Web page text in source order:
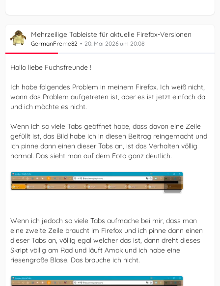
Mehrzeilige Tableiste für aktuelle Firefox-Versionen
GermanFreme82 20. Mai 2026 um 20:08
Hallo liebe Fuchsfreunde !
Ich habe folgendes Problem in meinem Firefox. Ich weiß nicht,
wann das Problem aufgetreten ist, aber es ist jetzt einfach da
und ich möchte es nicht.
Wenn ich so viele Tabs geöffnet habe, dass davon eine Zeile
gefüllt ist, das Bild habe ich in diesen Beitrag reingemacht und
ich pinne dann einen dieser Tabs an, ist das Verhalten völlig
normal. Das sieht man auf dem Foto ganz deutlich.
Wenn ich jedoch so viele Tabs aufmache bei mir, dass man
eine zweite Zeile braucht im Firefox und ich pinne dann einen
dieser Tabs an, völlig egal welcher das ist, dann dreht dieses
Skript völlig am Rad und läuft Amok und ich habe eine
riesengroße Blase. Das brauche ich nicht.